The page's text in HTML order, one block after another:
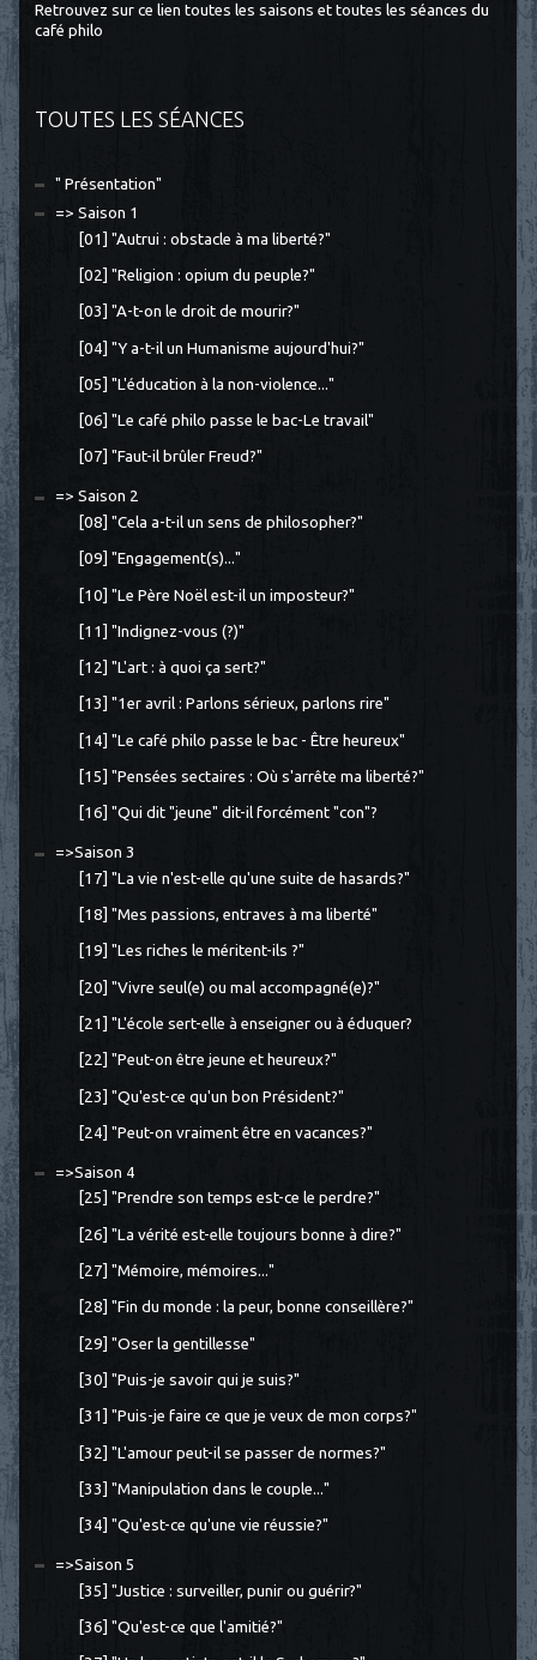
Retrouvez sur ce lien toutes les saisons et toutes les séances du
café philo
TOUTES LES SÉANCES
" Présentation"
=> Saison 1
[01] "Autrui : obstacle à ma liberté?"
[02] "Religion : opium du peuple?"
[03] "A-t-on le droit de mourir?"
[04] "Y a-t-il un Humanisme aujourd'hui?"
[05] "L'éducation à la non-violence..."
[06] "Le café philo passe le bac-Le travail"
[07] "Faut-il brûler Freud?"
=> Saison 2
[08] "Cela a-t-il un sens de philosopher?"
[09] "Engagement(s)..."
[10] "Le Père Noël est-il un imposteur?"
[11] "Indignez-vous (?)"
[12] "L'art : à quoi ça sert?"
[13] "1er avril : Parlons sérieux, parlons rire"
[14] "Le café philo passe le bac - Être heureux"
[15] "Pensées sectaires : Où s'arrête ma liberté?"
[16] "Qui dit "jeune" dit-il forcément "con"?
=>Saison 3
[17] "La vie n'est-elle qu'une suite de hasards?"
[18] "Mes passions, entraves à ma liberté"
[19] "Les riches le méritent-ils ?"
[20] "Vivre seul(e) ou mal accompagné(e)?"
[21] "L'école sert-elle à enseigner ou à éduquer?
[22] "Peut-on être jeune et heureux?"
[23] "Qu'est-ce qu'un bon Président?"
[24] "Peut-on vraiment être en vacances?"
=>Saison 4
[25] "Prendre son temps est-ce le perdre?"
[26] "La vérité est-elle toujours bonne à dire?"
[27] "Mémoire, mémoires..."
[28] "Fin du monde : la peur, bonne conseillère?"
[29] "Oser la gentillesse"
[30] "Puis-je savoir qui je suis?"
[31] "Puis-je faire ce que je veux de mon corps?"
[32] "L'amour peut-il se passer de normes?"
[33] "Manipulation dans le couple..."
[34] "Qu'est-ce qu'une vie réussie?"
=>Saison 5
[35] "Justice : surveiller, punir ou guérir?"
[36] "Qu'est-ce que l'amitié?"